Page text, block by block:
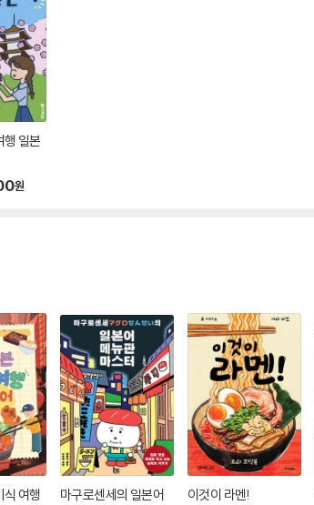
행 일본
원
식 여행
마구로센세의 일본어
이것이 라멘!